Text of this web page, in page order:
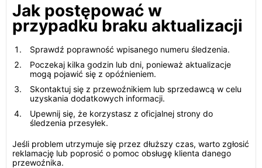
Jak postępować w
przypadku braku aktualizacji
Sprawdź poprawność wpisanego numeru śledzenia.
Poczekaj kilka godzin lub dni, ponieważ aktualizacje
mogą pojawić się z opóźnieniem.
Skontaktuj się z przewoźnikiem lub sprzedawcą w celu
uzyskania dodatkowych informacji.
Upewnij się, że korzystasz z oficjalnej strony do
śledzenia przesyłek.
Jeśli problem utrzymuje się przez dłuższy czas, warto zgłosić
reklamację lub poprosić o pomoc obsługę klienta danego
przewoźnika.